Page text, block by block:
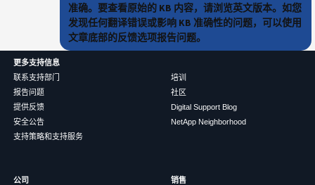
准确。要查看原始的 KB 内容，请浏览英文版本。如您
发现任何翻译错误或影响 KB 准确性的问题，可以使用
文章底部的反馈选项报告问题。
更多支持信息
联系支持部门
报告问题
提供反馈
安全公告
支持策略和支持服务
培训
社区
Digital Support Blog
NetApp Neighborhood
公司
销售